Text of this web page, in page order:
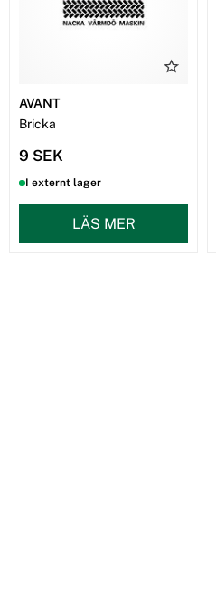
AVANT
Bricka
9 SEK
I externt lager
LÄS MER